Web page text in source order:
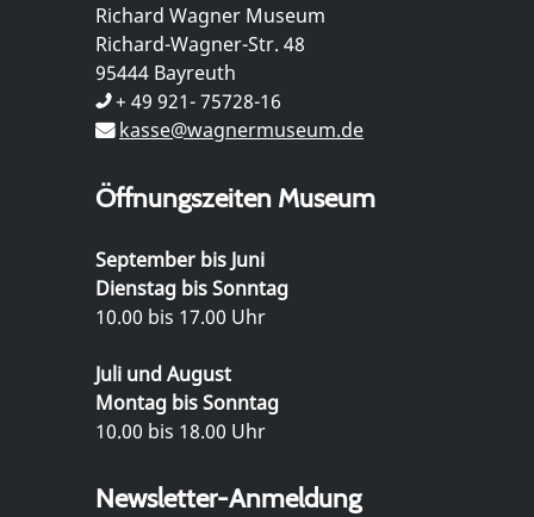
Richard Wagner Museum
Richard-Wagner-Str. 48
95444 Bayreuth
+ 49 921- 75728-16
kasse@wagnermuseum.de
Öffnungszeiten Museum
September bis Juni
Dienstag bis Sonntag
10.00 bis 17.00 Uhr
Juli und August
Montag bis Sonntag
10.00 bis 18.00 Uhr
Newsletter-Anmeldung